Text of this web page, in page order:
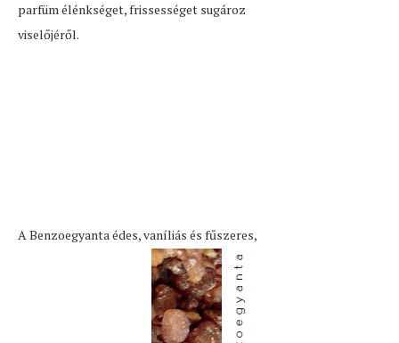
parfüm élénkséget, frissességet sugároz
viselőjéről.
A Benzoegyanta édes, vaníliás és fűszeres,